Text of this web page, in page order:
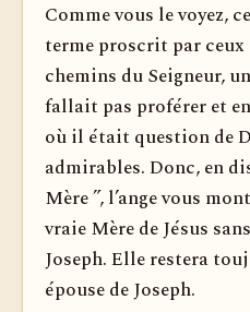
Comme vous le voyez,
terme proscrit par
chemins du Seigneur,
fallait pas proférer et
où il était question de
admirables. Donc, en
Mère ”, l’ange vous
vraie Mère de Jésus
Joseph. Elle restera
épouse de Joseph.